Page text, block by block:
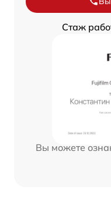
Стаж
Вы можете